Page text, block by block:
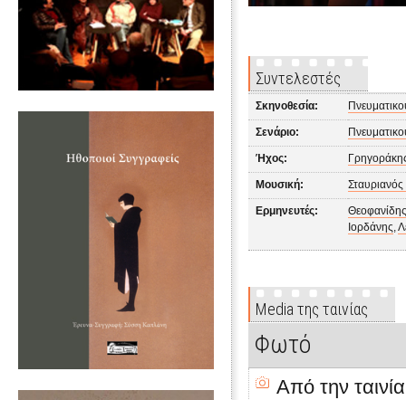
Συντελεστές
Σκηνοθεσία:
Σενάριο:
Ήχος:
Μουσική:
Ερμηνευτές:
Ιορδάνης,
Media της ταινίας
Φωτό
Από την ταινία